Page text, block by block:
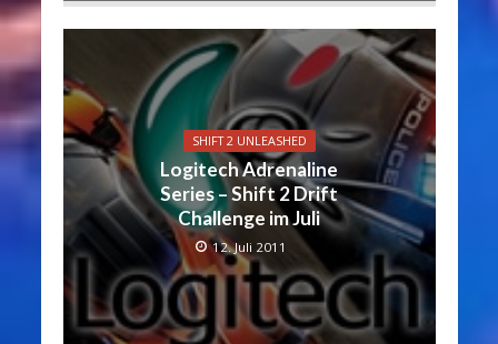
SHIFT 2 UNLEASHED
Logitech Adrenaline
Series – Shift 2 Drift
Challenge im Juli
12. Juli 2011